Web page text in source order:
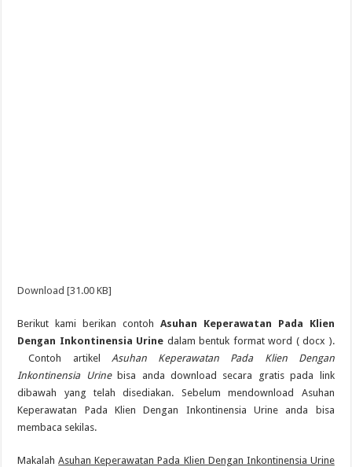
Download [31.00 KB]
Berikut kami berikan contoh Asuhan Keperawatan Pada Klien
Dengan Inkontinensia Urine dalam bentuk format word ( docx ).
Contoh artikel Asuhan Keperawatan Pada Klien Dengan
Inkontinensia Urinebisa anda download secara gratis pada link
dibawah yang telah disediakan. Sebelum mendownload Asuhan
Keperawatan Pada Klien Dengan Inkontinensia Urine anda bisa
membaca sekilas.
MakalahAsuhan Keperawatan Pada Klien Dengan Inkontinensia Urine